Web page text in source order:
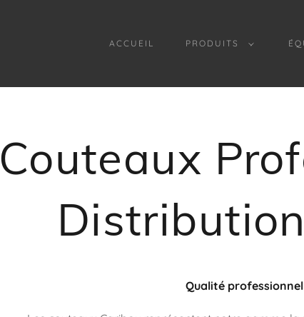
ACCUEIL PRODUITS
Couteaux
Qualité